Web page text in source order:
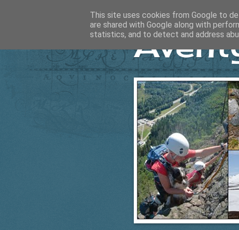
This site uses cookies from Google to
are shared with Google along with
statistics, and to detect and address